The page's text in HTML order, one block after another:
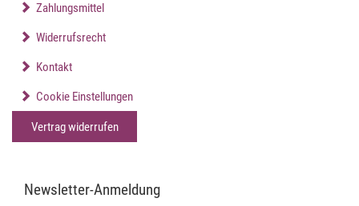
Zahlungsmittel
Widerrufsrecht
Kontakt
Cookie Einstellungen
Vertrag widerrufen
Newsletter-Anmeldung